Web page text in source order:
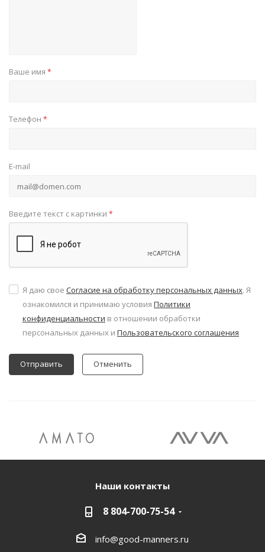
Ваше имя *
Телефон *
E-mail
Введите текст с картинки *
Я даю свое Согласие на обработку персональных данных. Я
ознакомился и принимаю условия Политики
конфиденциальности в отношении обработки
персональных данных и Пользовательского соглашения
Отменить
Наши контакты
8 804-700-75-54
info@good-manners.ru